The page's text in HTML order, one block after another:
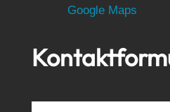
Google Maps